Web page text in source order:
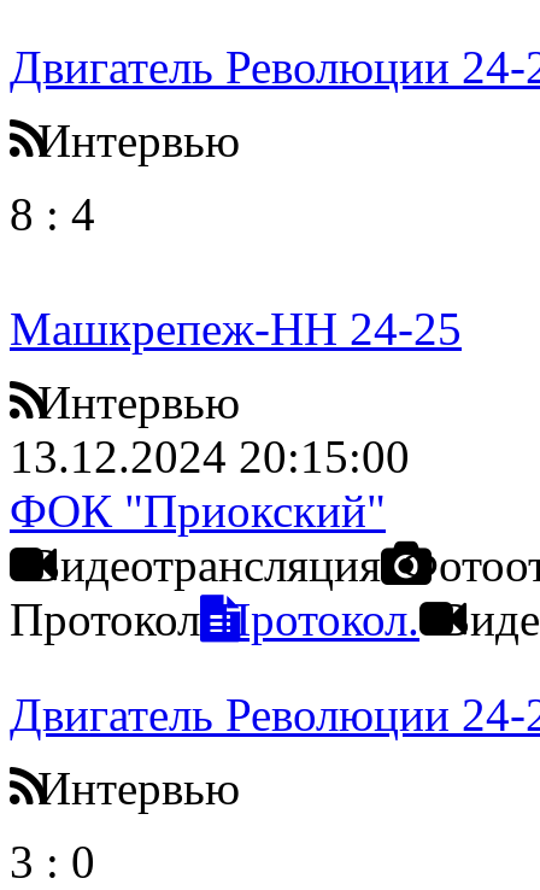
Двигатель Революции 24-
Интервью
8 : 4
Машкрепеж-НН 24-25
Интервью
13.12.2024 20:15:00
ФОК "Приокский"
Видеотрансляция
Протокол Протокол.
Двигатель Революции 24-
Интервью
3 : 0